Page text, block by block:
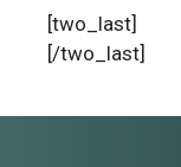
[two_last]
[/two_last]